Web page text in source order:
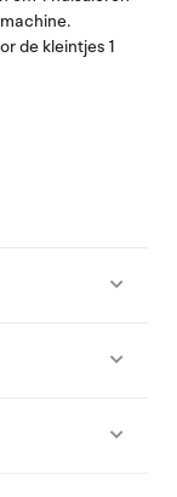
de kleintjes 1